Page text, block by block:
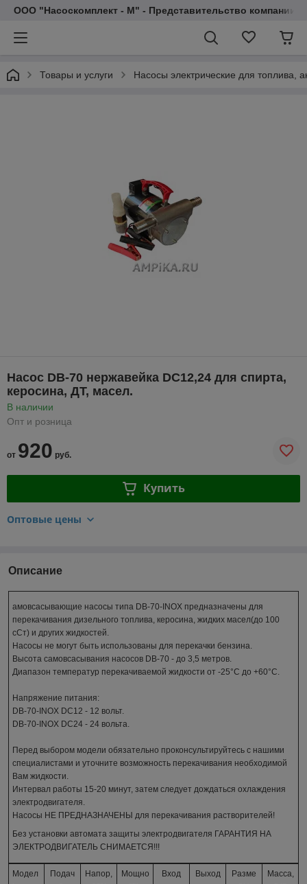
ООО "Насоскомплект - М" - Представительство компании
Товары и услуги Насосы электрические для топлива,
Насос DB-70 нержавейка DC12,24 для спирта,
керосина, ДТ, масел.
В наличии
Опт и розница
от 920 руб.
Купить
Оптовые цены
Описание
амовсасывающие насосы типа DB-70-INOX предназначены для
перекачивания дизельного топлива, керосина, жидких масел(до 100
сСт) и других жидкостей.
Насосы не могут быть использованы для перекачки бензина.
Высота самовсасывания насосов DB-70 - до 3,5 метров.
Диапазон температур перекачиваемой жидкости от -25°C до +60°C.
Напряжение питания:
DB-70-INOX DC12 - 12 вольт.
DB-70-INOX DC24 - 24 вольта.
Перед выбором модели обязательно проконсультируйтесь с нашими
специалистами и уточните возможность перекачивания необходимой
Вам жидкости.
Интервал работы 15-20 минут, затем следует дождаться охлаждения
электродвигателя.
Насосы НЕ ПРЕДНАЗНАЧЕНЫ для перекачивания растворителей!
Без установки автомата защиты электродвигателя ГАРАНТИЯ НА
ЭЛЕКТРОДВИГАТЕЛЬ СНИМАЕТСЯ!!!
Модел
Подач
Напор,
Мощно
Вход Выход
Разме
Масса,